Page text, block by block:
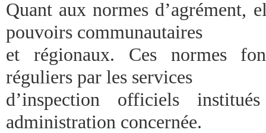
Quant aux normes d’agrément,
pouvoirs communautaires
et régionaux. Ces normes
réguliers par les services
d’inspection officiels
administration concernée.